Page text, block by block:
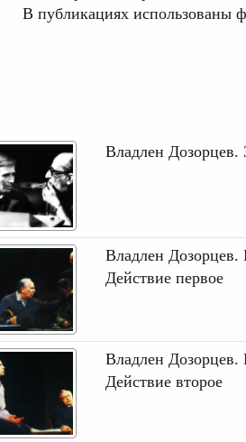
В публикациях использованы
Владлен Дозорцев.
Владлен Дозорцев.
Действие первое
Владлен Дозорцев.
Действие второе